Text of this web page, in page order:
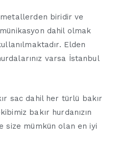
biridir ve
dahil olmak
Elden
varsa İstanbul
sac dahil her türlü bakır
bakır hurdanızın
size mümkün olan en iyi